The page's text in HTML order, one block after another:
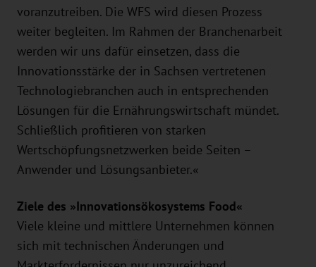
voranzutreiben. Die WFS wird diesen Prozess
weiter begleiten. Im Rahmen der Branchenarbeit
werden wir uns dafür einsetzen, dass die
Innovationsstärke der in Sachsen vertretenen
Technologiebranchen auch in entsprechenden
Lösungen für die Ernährungswirtschaft mündet.
Schließlich profitieren von starken
Wertschöpfungsnetzwerken beide Seiten –
Anwender und Lösungsanbieter.«
Ziele des »Innovationsökosystems Food«
Viele kleine und mittlere Unternehmen können
sich mit technischen Änderungen und